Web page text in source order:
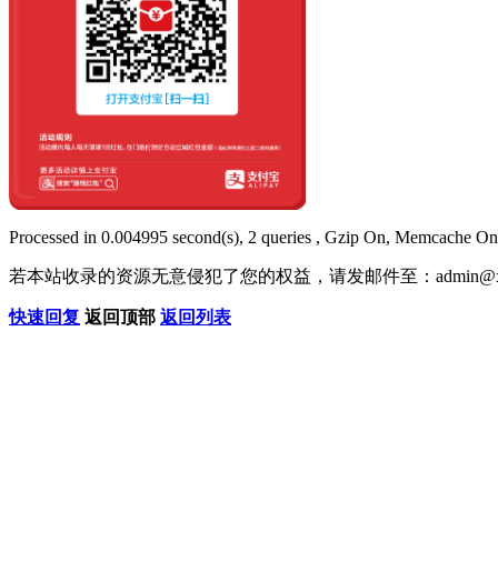
Processed in 0.004995 second(s), 2 queries , Gzip On, Memcache
若本站收录的资源无意侵犯了您的权益，请发邮件至：
快速回复 返回顶部 返回列表